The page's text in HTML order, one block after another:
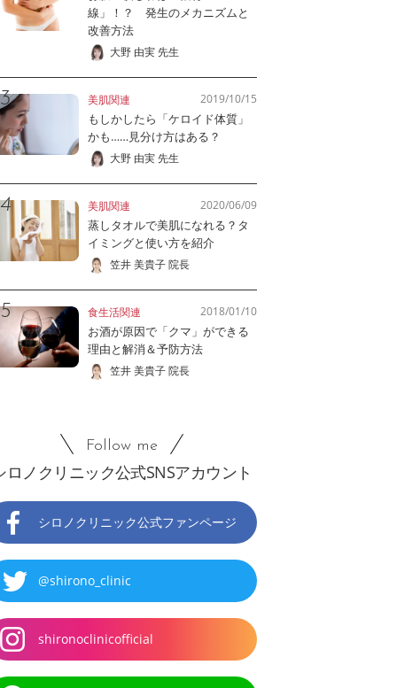
線」！？ 発生のメカニズムと
改善方法
大野 由実 先生
美肌関連 2019/10/15
もしかしたら「ケロイド体質」
かも……見分け方はある？
大野 由実 先生
美肌関連 2020/06/09
蒸しタオルで美肌になれる？タ
イミングと使い方を紹介
笠井 美貴子 院長
食生活関連 2018/01/10
お酒が原因で「クマ」ができる
理由と解消＆予防方法
笠井 美貴子 院長
Follow me
ロノクリニック公式SNSアカウント
シロノクリニック公式ファンページ
@shirono_clinic
shironoclinicofficial